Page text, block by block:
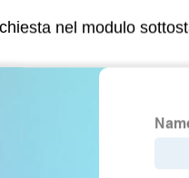
nel modulo